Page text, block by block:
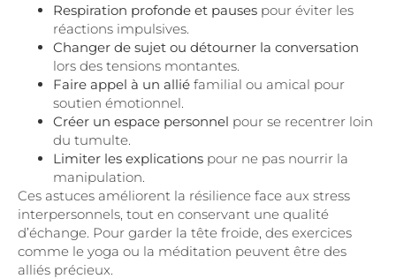
Respiration profonde et pauses pour éviter les
réactions impulsives.
Changer de sujet ou détourner la conversation
lors des tensions montantes.
Faire appel à un allié familial ou amical pour
soutien émotionnel.
Créer un espace personnel pour se recentrer loin
du tumulte.
Limiter les explications pour ne pas nourrir la
manipulation.
Ces astuces améliorent la résilience face aux stress
interpersonnels, tout en conservant une qualité
d’échange. Pour garder la tête froide, des exercices
comme le yoga ou la méditation peuvent être des
alliés précieux.